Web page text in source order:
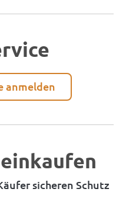
anmelden
sicheren Schutz